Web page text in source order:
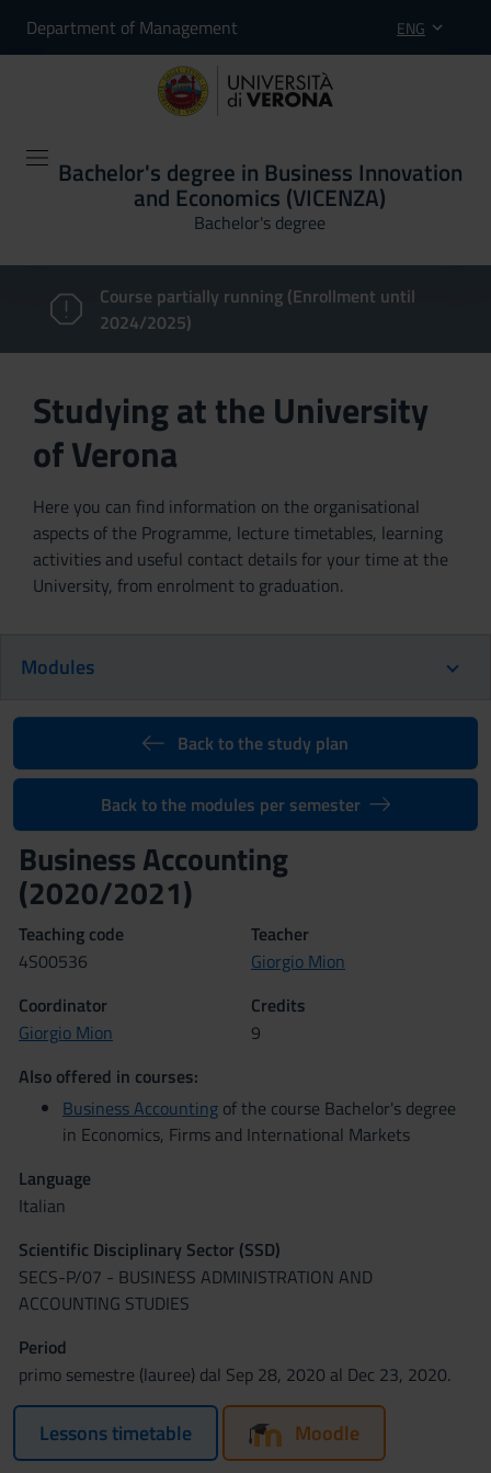
Department of Management ENG
Bachelor's degree in Business Innovation
and Economics (VICENZA)
Bachelor's degree
Course partially running (Enrollment until
2024/2025)
Studying at the University
of Verona
Here you can find information on the organisational
aspects of the Programme, lecture timetables, learning
activities and useful contact details for your time at the
University, from enrolment to graduation.
Modules
Back to the study plan
Back to the modules per semester
Business Accounting
(2020/2021)
Teaching code
4S00536
Teacher
Giorgio Mion
Coordinator
Giorgio Mion
Credits
9
Also offered in courses:
Business Accounting of the course Bachelor's degree
in Economics, Firms and International Markets
Language
Italian
Scientific Disciplinary Sector (SSD)
SECS-P/07 - BUSINESS ADMINISTRATION AND
ACCOUNTING STUDIES
Period
primo semestre (lauree) dal Sep 28, 2020 al Dec 23, 2020.
Lessons timetable Moodle